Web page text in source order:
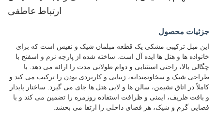
ارتباط عاطفی
جزئیات محصول
این مبل ترکیبی مشکی یک قطعه مبلمان شیک و نفیس است که برای
خانواده ها و هتل ها ایده آل است. ساخته شده از پارچه نرم و اسفنج با
چگالی بالا، راحتی استثنایی و دوام طولانی مدت را ارائه می دهد. با
طراحی شیک و سخاوتمندانه، زیبایی و کاربردی بودن را ترکیب می کند و
کاملاً در اتاق نشیمن، سالن ها و لابی هتل ها جای می گیرد. ساختار پایدار
و بافت ظریف، ایمنی و ظرافت استفاده روزمره را تضمین می کند و با
فضایی گرم و شیک، هر فضای داخلی را ارتقا می بخشد.